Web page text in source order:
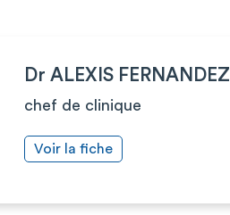
Dr ALEXIS FERNANDEZ
chef de clinique
Voir la fiche